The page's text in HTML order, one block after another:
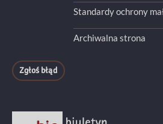
Standardy ochrony
Archiwalna strona
Zgłoś błąd